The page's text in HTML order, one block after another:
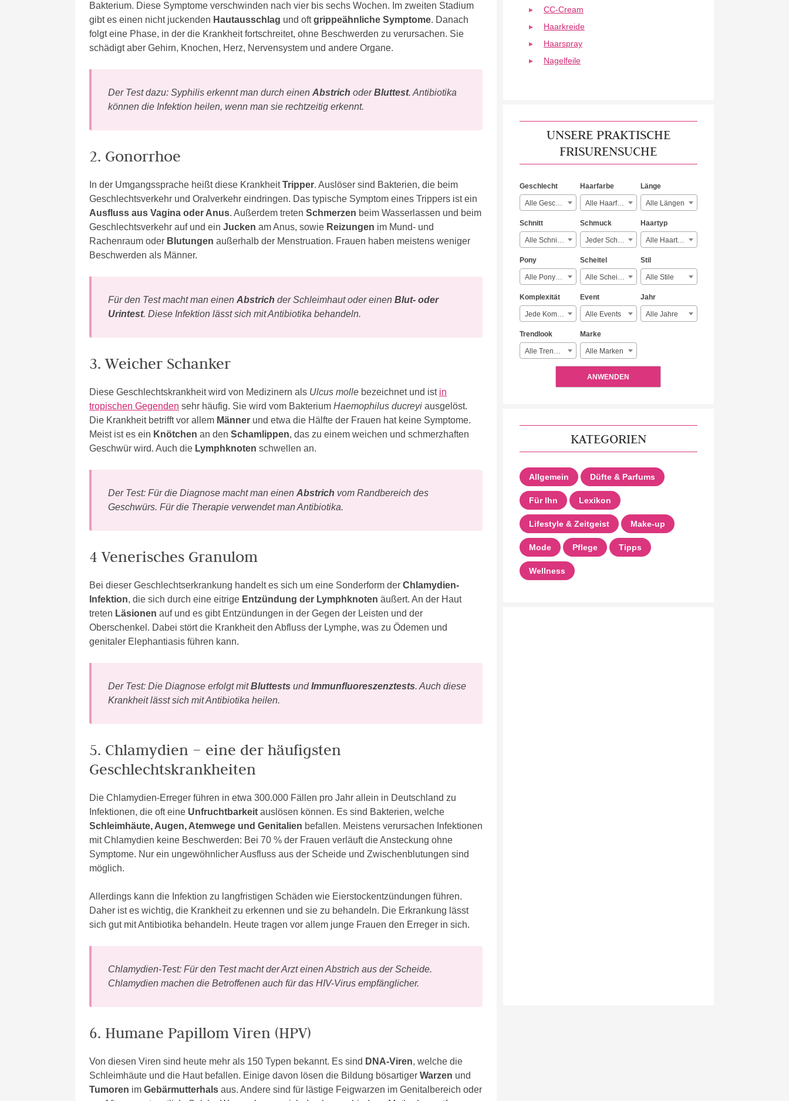
Bakterium. Diese Symptome verschwinden nach vier bis sechs Wochen. Im zweiten Stadium
gibt es einen nicht juckenden Hautausschlag und oftgrippeähnliche Symptome. Danach
folgt eine Phase, in der die Krankheit fortschreitet, ohne Beschwerden zu verursachen. Sie
schädigt aber Gehirn, Knochen, Herz, Nervensystem und andere Organe.
Der Test dazu: Syphilis erkennt man durch einen Abstrich oderBluttest. Antibiotika
können die Infektion heilen, wenn man sie rechtzeitig erkennt.
2. Gonorrhoe
In der Umgangssprache heißt diese KrankheitTripper. Auslöser sind Bakterien, die beim
Geschlechtsverkehr und Oralverkehr eindringen. Das typische Symptom eines Trippers ist ein
Ausfluss aus Vagina oder Anus. Außerdem treten Schmerzen beim Wasserlassen und beim
Geschlechtsverkehr auf und ein Jucken am Anus, sowie Reizungen im Mund- und
Rachenraum oder Blutungen außerhalb der Menstruation. Frauen haben meistens weniger
Beschwerden als Männer.
Für den Test macht man einen Abstrich der Schleimhaut oder einen Blut- oder
Urintest. Diese Infektion lässt sich mit Antibiotika behandeln.
3. Weicher Schanker
Diese Geschlechtskrankheit wird von Medizinern als Ulcus molle bezeichnet und ist in
tropischen Gegenden sehr häufig. Sie wird vom Bakterium Haemophilus ducreyi ausgelöst.
Die Krankheit betrifft vor allem Männer und etwa die Hälfte der Frauen hat keine Symptome.
Meist ist es ein Knötchen an den Schamlippen, das zu einem weichen und schmerzhaften
Geschwür wird. Auch die Lymphknoten schwellen an.
Der Test: Für die Diagnose macht man einen Abstrich vom Randbereich des
Geschwürs. Für die Therapie verwendet man Antibiotika.
4 Venerisches Granulom
Bei dieser Geschlechtserkrankung handelt es sich um eine Sonderform der Chlamydien-
Infektion, die sich durch eine eitrige Entzündung der Lymphknoten äußert. An der Haut
treten Läsionen auf und es gibt Entzündungen in der Gegen der Leisten und der
Oberschenkel. Dabei stört die Krankheit den Abfluss der Lymphe, was zu Ödemen und
genitaler Elephantiasis führen kann.
Der Test: Die Diagnose erfolgt mitBluttests undImmunfluoreszenztests. Auch diese
Krankheit lässt sich mit Antibiotika heilen.
5. Chlamydien – eine der häufigsten
Geschlechtskrankheiten
Die Chlamydien-Erreger führen in etwa 300.000 Fällen pro Jahr allein in Deutschland zu
Infektionen, die oft eine Unfruchtbarkeit auslösen können. Es sind Bakterien, welche
Schleimhäute, Augen, Atemwege und Genitalien befallen. Meistens verursachen Infektionen
mit Chlamydien keine Beschwerden: Bei 70 % der Frauen verläuft die Ansteckung ohne
Symptome. Nur ein ungewöhnlicher Ausfluss aus der Scheide und Zwischenblutungen sind
möglich.
Allerdings kann die Infektion zu langfristigen Schäden wie Eierstockentzündungen führen.
Daher ist es wichtig, die Krankheit zu erkennen und sie zu behandeln. Die Erkrankung lässt
sich gut mit Antibiotika behandeln. Heute tragen vor allem junge Frauen den Erreger in sich.
Chlamydien-Test: Für den Test macht der Arzt einen Abstrich aus der Scheide.
Chlamydien machen die Betroffenen auch für das HIV-Virus empfänglicher.
6. Humane Papillom Viren (HPV)
Von diesen Viren sind heute mehr als 150 Typen bekannt. Es sind DNA-Viren, welche die
Schleimhäute und die Haut befallen. Einige davon lösen die Bildung bösartiger Warzen und
Tumoren im Gebärmutterhals aus. Andere sind für lästige Feigwarzen im Genitalbereich oder
CC-Cream
Haarkreide
Haarspray
Nagelfeile
UNSERE PRAKTISCHE
FRISURENSUCHE
Geschlecht
Alle Geschlechter
Haarfarbe
Alle Haarfarben
Länge
Alle Längen
Schnitt
Alle Schnitte
Schmuck
Jeder Schmuck
Haartyp
Alle Haartypen
Pony
Alle Ponyarten
Scheitel
Alle Scheitelarten
Stil
Alle Stile
Komplexität
Jede Komplexität
Event
Alle Events
Jahr
Alle Jahre
Trendlook
Alle Trendlooks
Marke
Alle Marken
ANWENDEN
KATEGORIEN
Allgemein Düfte & Parfums
Für Ihn Lexikon
Lifestyle & Zeitgeist Make-up
Mode Pflege Tipps
Wellness